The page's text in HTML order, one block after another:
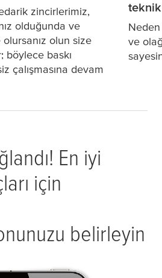
zincirlerimiz,
olduğunda ve
olun size
böylece baskı
çalışmasına devam
teknik
Neden
ve
En iyi
için
belirleyin